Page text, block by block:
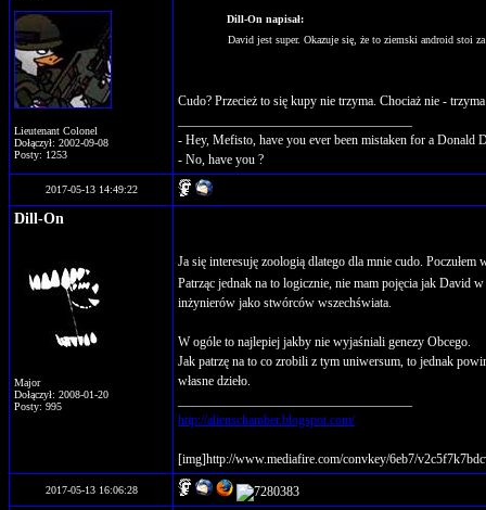
Lieutenant Colonel
Dołączył: 2002-09-08
Posty: 1253
Dill-On napisał:
David jest super. Okazuje się, że to ziemski android stoi
Cudo? Przecież to się kupy nie trzyma. Chociaż nie -
- Hey, Mefisto, have you ever been mistaken for a Donald
- No, have you ?
2017-05-13 14:49:22
Dill-On
Major
Dołączył: 2008-01-20
Posty: 995
Ja się interesuję zoologią dlatego dla mnie cudo.
Patrząc jednak na to logicznie, nie mam pojęcia jak David
inżynierów jako stwórców wszechświata.
W ogóle to najlepiej jakby nie wyjaśniali genezy Obcego.
Jak patrzę na to co zrobili z tym uniwersum, to jednak
własne dzieło.
http://alienschamber.blogspot.com/
[img]http://www.mediafire.com/convkey/6eb7/
2017-05-13 16:06:28